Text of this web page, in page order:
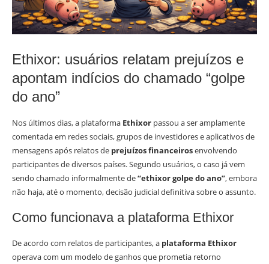
Ethixor: usuários relatam prejuízos e
apontam indícios do chamado “golpe
do ano”
Nos últimos dias, a plataforma Ethixor passou a ser amplamente
comentada em redes sociais, grupos de investidores e aplicativos de
mensagens após relatos de prejuízos financeirosenvolvendo
participantes de diversos países. Segundo usuários, o caso já vem
sendo chamado informalmente de“ethixor golpe do ano”, embora
não haja, até o momento, decisão judicial definitiva sobre o assunto.
Como funcionava a plataforma Ethixor
De acordo com relatos de participantes, a plataforma Ethixor
operava com um modelo de ganhos que prometia retorno